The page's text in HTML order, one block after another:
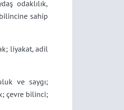
odaklılık,
sahip
liyakat, adil
ve saygı;
çevre bilinci;